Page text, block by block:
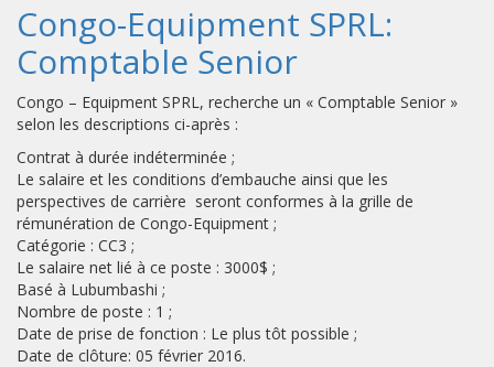
Congo-Equipment SPRL:
Comptable Senior
Congo – Equipment SPRL, recherche un « Comptable Senior »
selon les descriptions ci-après :
Contrat à durée indéterminée ;
Le salaire et les conditions d’embauche ainsi que les
perspectives de carrière seront conformes à la grille de
rémunération de Congo-Equipment ;
Catégorie : CC3 ;
Le salaire net lié à ce poste : 3000$ ;
Basé à Lubumbashi ;
Nombre de poste : 1 ;
Date de prise de fonction : Le plus tôt possible ;
Date de clôture: 05 février 2016.